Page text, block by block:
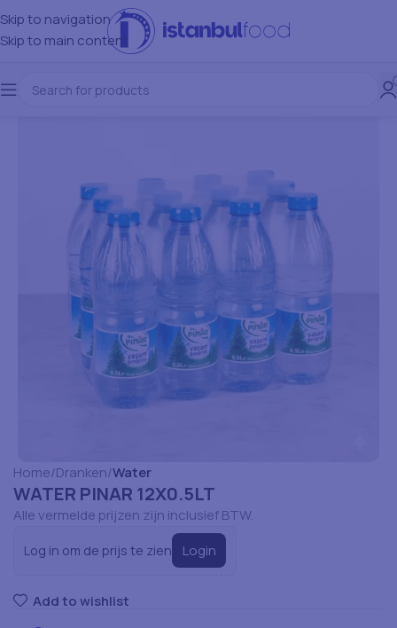
Skip to navigation
Skip to main content
Home Dranken Water
WATER PINAR 12X0.5LT
Alle vermelde prijzen zijn inclusief BTW.
Log in om de prijs te zien Login
Add to wishlist